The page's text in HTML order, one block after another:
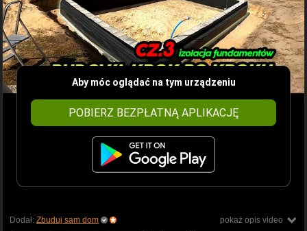
Aby móc oglądać na tym urządzeniu
POBIERZ BEZPŁATNĄ APLIKACJĘ
pokaż opis video
Dodał: Zbuduj sam dom